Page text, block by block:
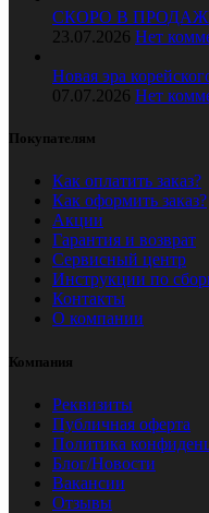
СКОРО В ПРОДАЖЕ
23.07.2026 Нет
Новая эра
07.07.2026 Нет
Покупателям
Как оплатить заказ?
Как оформить заказ?
Акции
Гарантия и возврат
Сервисный центр
Инструкции по
Контакты
О компании
Компания
Реквизиты
Публичная оферта
Политика
Блог/Новости
Вакансии
Отзывы